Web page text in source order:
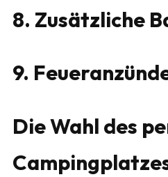
8. Zusätzliche
9.
Die Wahl des